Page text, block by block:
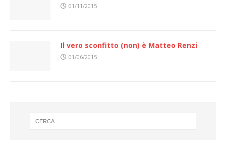
01/11/2015
Il vero sconfitto (non) è Matteo Renzi
01/06/2015